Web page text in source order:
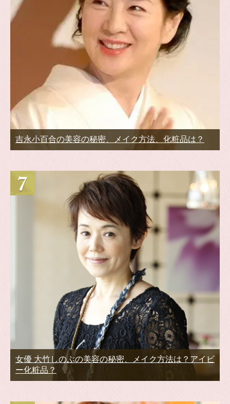
吉永小百合の美容の秘密、メイク方法、化粧品は？
女優 大竹しのぶの美容の秘密、メイク方法は？アイビ
ー化粧品？